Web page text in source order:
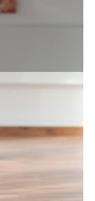
Yoga, die
die
zu